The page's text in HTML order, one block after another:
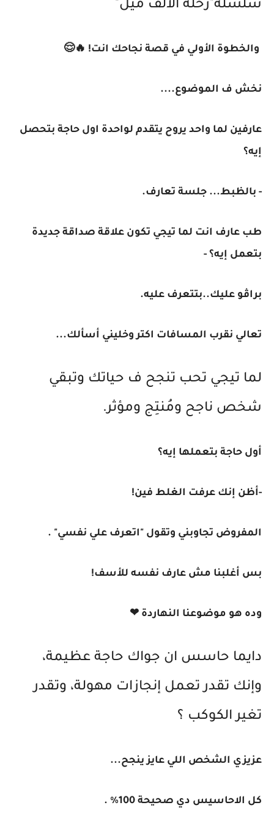
سلسلة"رحلة الألف ميل"
والخطوة الأولي في قصة نجاحك انت! 🔥😌
نخش ف الموضوع....
عارفين لما واحد يروح يتقدم لواحدة اول حاجة بتحصل
إيه؟
- بالظبط... جلسة تعارف.
طب عارف انت لما تيجي تكون علاقة صداقة جديدة
بتعمل إيه؟ -
براڤو عليك..بتتعرف عليه.
تعالي نقرب المسافات اكتر وخليني أسألك...
لما تيجي تحب تنجح ف حياتك وتبقي
شخص ناجح ومُنتِج ومؤثر.
أول حاجة بتعملها إيه؟
-أظن إنك عرفت الغلط فين!
المفروض تجاوبني وتقول "اتعرف علي نفسي" .
بس أغلبنا مش عارف نفسه للأسف!
وده هو موضوعنا النهاردة ❤
دايما حاسس ان جواك حاجة عظيمة،
وإنك تقدر تعمل إنجازات مهولة، وتقدر
تغير الكوكب ؟
عزيزي الشخص اللي عايز ينجح...
كل الاحاسيس دي صحيحة 100% .